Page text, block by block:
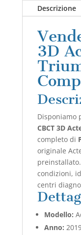
Descrizione
3D
Disponiamo
CBCT 3D
completo di
originale
condizioni,
centri
Modello:
Anno: